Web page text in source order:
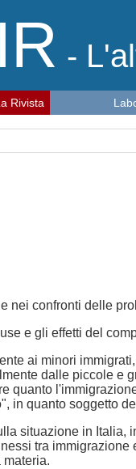
-
nei confronti delle
e gli effetti del
ai minori
dalle piccole e
quanto
in quanto soggetto
situazione in
tra
Rivista